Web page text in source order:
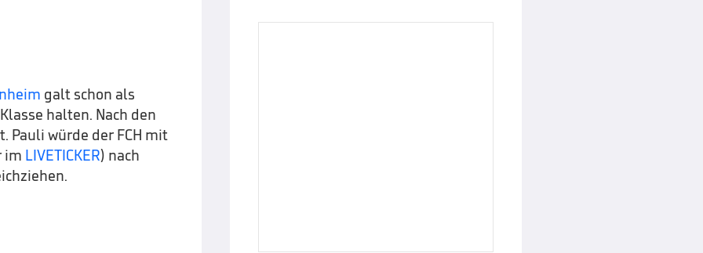
galt schon als
halten. Nach den
Pauli würde der FCH mit
im LIVETICKER) nach